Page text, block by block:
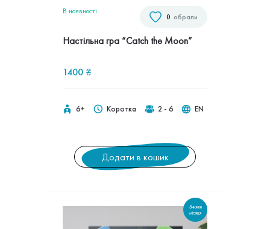
обрали
0
В наявностi
Настільна гра “Catch the Moon”
1400 ₴
6+ Коротка 2 - 6 EN
Додати в кошик
Знижки
місяця